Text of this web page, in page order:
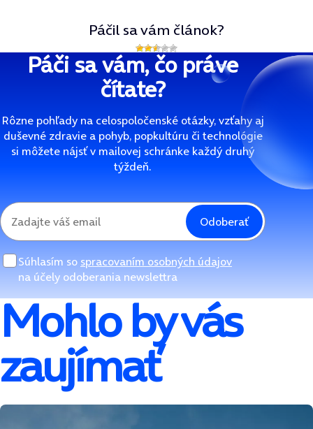
Páčil sa vám článok?
Páči sa vám, čo práve
čítate?
Rôzne pohľady na celospoločenské otázky, vzťahy aj
duševné zdravie a pohyb, popkultúru či technológie
si môžete nájsť v mailovej schránke každý druhý
týždeň.
Odoberať
Súhlasím so spracovaním osobných údajov
na účely odoberania newslettra
Mohlo by vás
zaujímať